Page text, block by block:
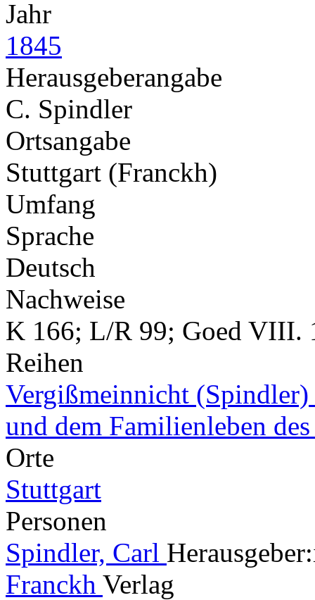
Jahr
1845
Herausgeberangabe
C. Spindler
Ortsangabe
Stuttgart (Franckh)
Umfang
Sprache
Deutsch
Nachweise
K 166; L/R 99; Goed VIII.
Reihen
Vergißmeinnicht
und dem Familienleben
Orte
Stuttgart
Personen
Spindler, Carl
Franckh Verlag